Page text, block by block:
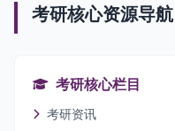
考研核心资源导航
考研核心栏目
考研资讯